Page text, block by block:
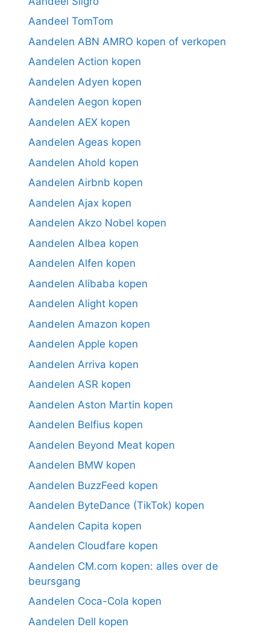
Aandeel TomTom
Aandelen ABN AMRO kopen of verkopen
Aandelen Action kopen
Aandelen Adyen kopen
Aandelen Aegon kopen
Aandelen AEX kopen
Aandelen Ageas kopen
Aandelen Ahold kopen
Aandelen Airbnb kopen
Aandelen Ajax kopen
Aandelen Akzo Nobel kopen
Aandelen Albea kopen
Aandelen Alfen kopen
Aandelen Alibaba kopen
Aandelen Alight kopen
Aandelen Amazon kopen
Aandelen Apple kopen
Aandelen Arriva kopen
Aandelen ASR kopen
Aandelen Aston Martin kopen
Aandelen Belfius kopen
Aandelen Beyond Meat kopen
Aandelen BMW kopen
Aandelen BuzzFeed kopen
Aandelen ByteDance (TikTok) kopen
Aandelen Capita kopen
Aandelen Cloudfare kopen
Aandelen CM.com kopen: alles over de
beursgang
Aandelen Coca-Cola kopen
Aandelen Dell kopen